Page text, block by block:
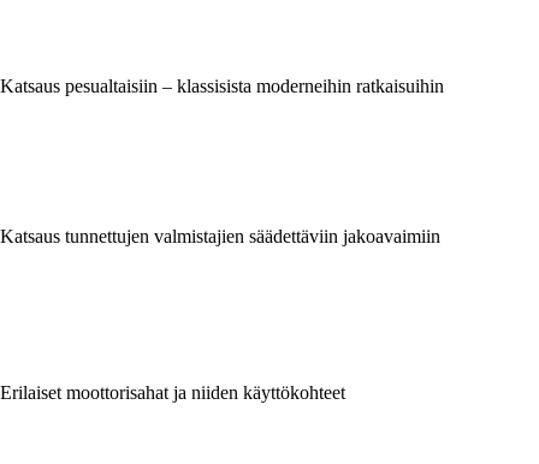
Katsaus pesualtaisiin – klassisista moderneihin ratkaisuihin
Katsaus tunnettujen valmistajien säädettäviin jakoavaimiin
Erilaiset moottorisahat ja niiden käyttökohteet